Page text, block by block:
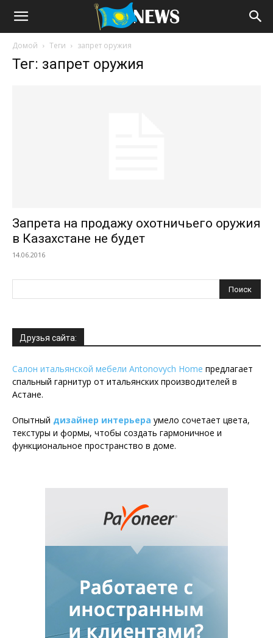
Домой Теги запрет оружия
Тег: запрет оружия
Запрета на продажу охотничьего оружия
в Казахстане не будет
14.06.2016
Друзья сайта:
Салон итальянской мебели Antonovych Home предлагает
спальный гарнитур от итальянских производителей в
Астане.
Опытный дизайнер интерьера умело сочетает цвета,
текстуры и формы, чтобы создать гармоничное и
функциональное пространство в доме.